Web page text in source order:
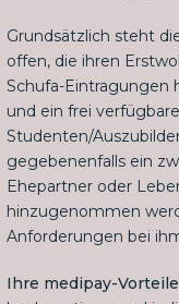
Grundsätzlich steht
offen, die ihren
Schufa-Eintragungen
und ein frei
Studenten/
gegebenenfalls ein
Ehepartner oder
hinzugenommen
Anforderungen bei
Ihre medipay-Vorteile